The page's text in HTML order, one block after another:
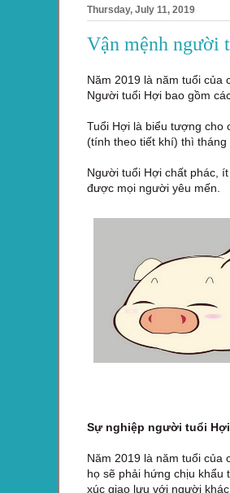
Thursday, July 11, 2019
Vận mệnh người
Năm 2019 là năm tuổi của
Người tuổi Hợi bao gồm
Tuổi Hợi là biểu tượng cho
(tính theo tiết khí) thì
Người tuổi Hợi chất phác,
được mọi người yêu mến.
Sự nghiệp người tuổi Hợi
Năm 2019 là năm tuổi của
họ sẽ phải hứng chịu khẩu
xúc giao lưu với người khác.